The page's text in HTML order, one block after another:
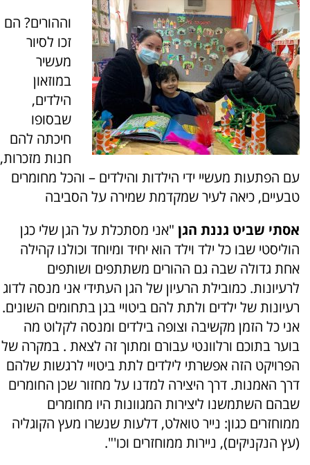
וההורים? הם
זכו לסיור
מעשיר
במוזאון
הילדים,
שבסופו
חיכתה להם
חנות מזכרות,
עם הפתעות מעשיי ידי הילדות והילדים – והכל מחומרים
טבעיים, כיאה לעיר שמקדמת שמירה על הסביבה
אסתי שביט גננת הגן "אני מסתכלת על הגן שלי כגן
הוליסטי שבו כל ילד וילד הוא יחיד ומיוחד וכולנו קהילה
אחת גדולה שבה גם ההורים משתתפים ושותפים
לרעיונות. כמובילת הרעיון של הגן העתידי אני מנסה לדוג
רעיונות של ילדים ולתת להם ביטויי בגן בתחומים השונים.
אני כל הזמן מקשיבה וצופה בילדים ומנסה לקלוט מה
בוער בתוכם ורלוונטי עבורם ומתוך זה לצאת . במקרה של
הפרויקט הזה אפשרתי לילדים לתת ביטויי לרגשות שלהם
דרך האמנות. דרך היצירה למדנו על מחזור שכן החומרים
שבהם השתמשנו ליצירות המגוונות היו מחומרים
ממוחזרים כגון: נייר טואלט, דלעות שנשרו מעץ הקוגליה
(עץ הנקניקים), ניירות ממוחזרים וכו'".